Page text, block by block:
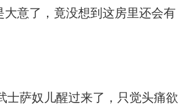
意了，竟没想到这房里还会有
萨奴儿醒过来了，只觉头痛欲